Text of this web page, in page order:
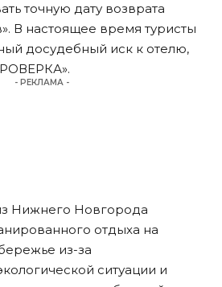
точную дату возврата
В настоящее время туристы
досудебный иск к отелю,
- РЕКЛАМА -
Нижнего Новгорода
отдыха на
из-за
ситуации и